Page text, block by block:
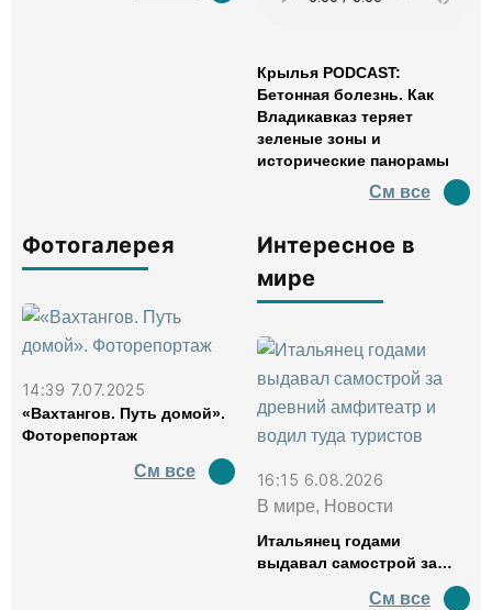
Крылья PODCAST:
Бетонная болезнь. Как
Владикавказ теряет
зеленые зоны и
исторические панорамы
См все
Фотогалерея
14:39 7.07.2025
«Вахтангов. Путь домой».
Фоторепортаж
См все
Интересное в
мире
16:15 6.08.2026
В мире, Новости
Итальянец годами
выдавал самострой за
См все